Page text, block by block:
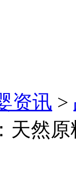
资讯 >
天然